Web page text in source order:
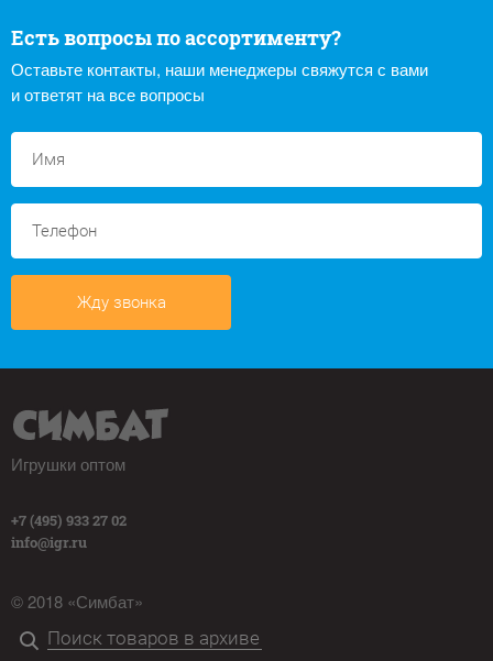
Есть вопросы по ассортименту?
Оставьте контакты, наши менеджеры свяжутся с вами
и ответят на все вопросы
Жду звонка
Игрушки оптом
+7 (495) 933 27 02
info@igr.ru
© 2018 «Симбат»